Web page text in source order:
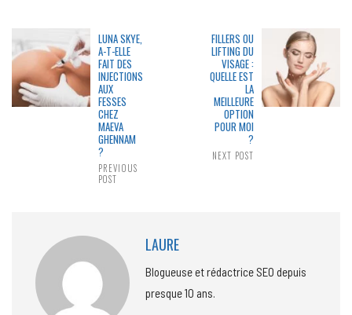
LUNA SKYE,
A-T-ELLE
FAIT DES
INJECTIONS
AUX
FESSES
CHEZ
MAEVA
GHENNAM
?
PREVIOUS
POST
FILLERS OU
LIFTING DU
VISAGE :
QUELLE EST
LA
MEILLEURE
OPTION
POUR MOI
?
NEXT POST
LAURE
Blogueuse et rédactrice SEO depuis
presque 10 ans.